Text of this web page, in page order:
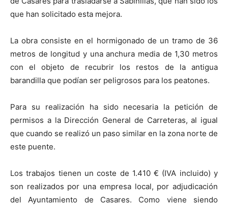
que han solicitado esta mejora.
La obra consiste en el hormigonado de un tramo de 36
metros de longitud y una anchura media de 1,30 metros
con el objeto de recubrir los restos de la antigua
barandilla que podían ser peligrosos para los peatones.
Para su realización ha sido necesaria la petición de
permisos a la Dirección General de Carreteras, al igual
que cuando se realizó un paso similar en la zona norte de
este puente.
Los trabajos tienen un coste de 1.410 € (IVA incluido) y
son realizados por una empresa local, por adjudicación
del Ayuntamiento de Casares. Como viene siendo